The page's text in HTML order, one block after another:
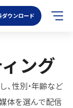
ダウンロード
ング
、性別・年齢など
体を選んで配信